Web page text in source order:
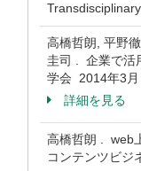
高橋哲朗, 平野
圭司 . 企業で活
学会 2014年3月
詳細を見る
高橋哲朗 . web
コンテンツビジ